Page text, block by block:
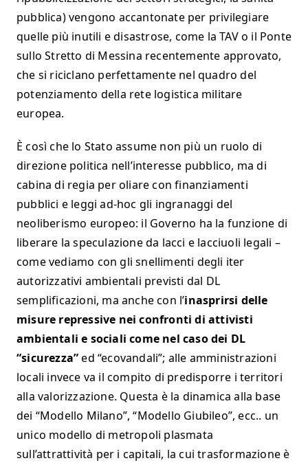
pubblica) vengono accantonate per privilegiare
quelle più inutili e disastrose, come la TAV o il Ponte
sullo Stretto di Messina recentemente approvato,
che si riciclano perfettamente nel quadro del
potenziamento della rete logistica militare
europea.
È così che lo Stato assume non più un ruolo di
direzione politica nell’interesse pubblico, ma di
cabina di regia per oliare con finanziamenti
pubblici e leggi ad-hoc gli ingranaggi del
neoliberismo europeo: il Governo ha la funzione di
liberare la speculazione da lacci e lacciuoli legali –
come vediamo con gli snellimenti degli iter
autorizzativi ambientali previsti dal DL
semplificazioni, ma anche con l’inasprirsi delle
misure repressive nei confronti di attivisti
ambientali e sociali come nel caso dei DL
“sicurezza”ed “ecovandali”; alle amministrazioni
locali invece va il compito di predisporre i territori
alla valorizzazione. Questa è la dinamica alla base
dei “Modello Milano”, “Modello Giubileo”, ecc.. un
unico modello di metropoli plasmata
sull’attrattività per i capitali, la cui trasformazione è